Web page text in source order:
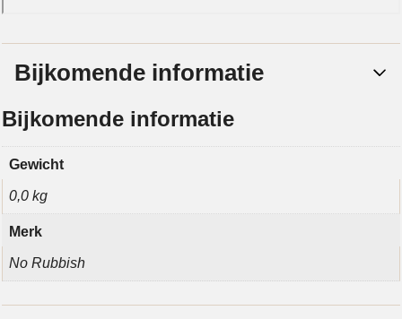
Bijkomende informatie
Bijkomende informatie
Gewicht
0,0 kg
Merk
No Rubbish